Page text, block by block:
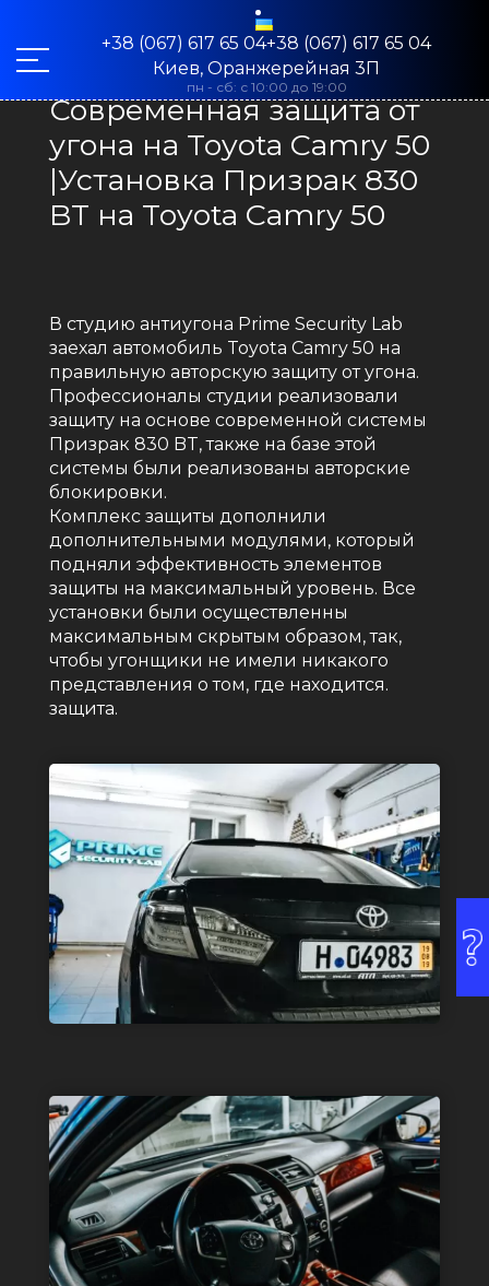
+38 (067) 617 65 04+38 (067) 617 65 04
Киев, Оранжерейная 3П
пн - сб: с 10:00 до 19:00
Современная защита от
угона на Toyota Camry 50
|Установка Призрак 830
BT на Toyota Camry 50
В студию антиугона Prime Security Lab
заехал автомобиль Toyota Camry 50 на
правильную авторскую защиту от угона.
Профессионалы студии реализовали
защиту на основе современной системы
Призрак 830 BT, также на базе этой
системы были реализованы авторские
блокировки.
Комплекс защиты дополнили
дополнительными модулями, который
подняли эффективность элементов
защиты на максимальный уровень. Все
установки были осуществленны
максимальным скрытым образом, так,
чтобы угонщики не имели никакого
представления о том, где находится.
защита.